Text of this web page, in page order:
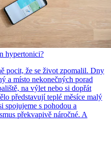
hypertonici?
pocit, že se život zpomalil. Dny
a místo nekonečných porad
na výlet nebo si dopřát
představují teplé měsíce malý
spojujeme s pohodou a
překvapivě náročné. A